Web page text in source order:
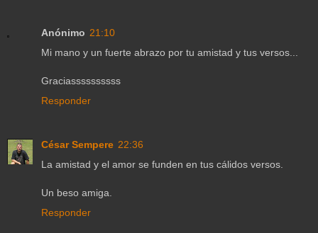
Anónimo 21:10
Mi mano y un fuerte abrazo por tu amistad y tus versos...
Graciassssssssss
Responder
César Sempere 22:36
La amistad y el amor se funden en tus cálidos versos.
Un beso amiga.
Responder